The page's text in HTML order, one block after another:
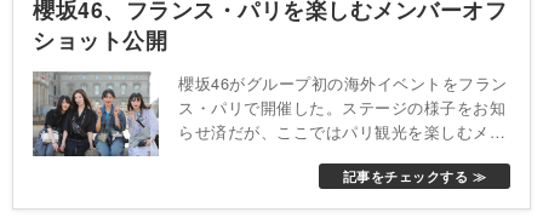
櫻坂46、フランス・パリを楽しむメンバーオフ
ショット公開
櫻坂46がグループ初の海外イベントをフラン
ス・パリで開催した。ステージの様子をお知
らせ済だが、ここではパリ観光を楽しむメン
ーヌ川沿いなどオフを楽しむ様子が確認でき
る。
記事をチェックする ≫